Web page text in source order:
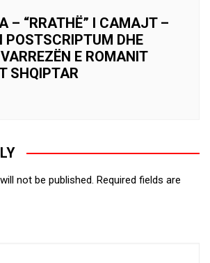
– “RRATHË” I CAMAJT –
POSTSCRIPTUM DHE
E ROMANIT
SHQIPTAR
not be published. Required fields are